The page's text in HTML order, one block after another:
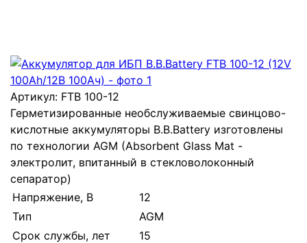
Артикул: FTB 100-12
Герметизированные необслуживаемые свинцово-
кислотные аккумуляторы B.B.Battery изготовлены
по технологии AGM (Absorbent Glass Mat -
электролит, впитанный в стекловолоконный
сепаратор)
Напряжение, В
12
Тип
AGM
Срок службы, лет
15